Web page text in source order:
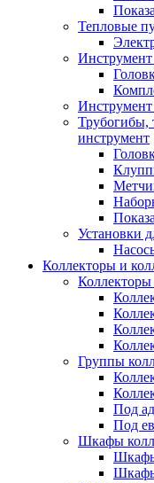
Тепловые
Инструмент
Трубогибы,
инструмент
Установки
Коллекторы и
Коллекторы
Группы
Под
Под
Шкафы